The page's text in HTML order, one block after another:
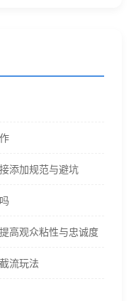
添加规范与避坑
高观众粘性与忠诚度
流玩法